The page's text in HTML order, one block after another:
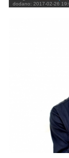
dodano: 2017-02-26